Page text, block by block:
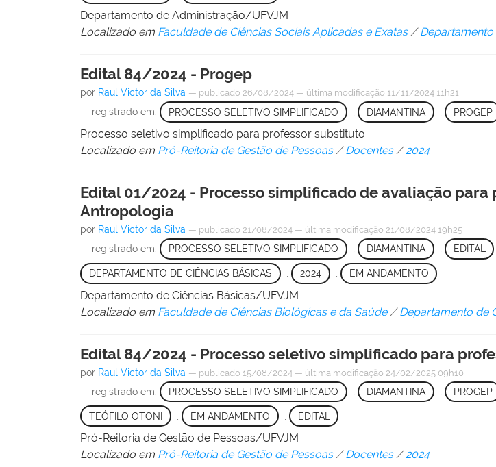
Departamento de Administração/UFVJM
Localizado em Faculdade de Ciências Sociais Aplicadas e Exatas /
Edital 84/2024 - Progep
por Raul Victor da Silva — publicado 26/08/2024 — última modificação 11/11/2024 11h21
— registrado em: PROCESSO SELETIVO SIMPLIFICADO DIAMANTINA PROGEP
Processo seletivo simplificado para professor substituto
Localizado em Pró-Reitoria de Gestão de Pessoas /Docentes /2024
Edital 01/2024 - Processo simplificado de avaliação
Antropologia
por Raul Victor da Silva — publicado 21/08/2024 — última modificação 21/08/2024 19h25
— registrado em: PROCESSO SELETIVO SIMPLIFICADO , DIAMANTINA , EDITAL
DEPARTAMENTO DE CIÊNCIAS BÁSICAS 2024 EM ANDAMENTO
Departamento de Ciências Básicas/UFVJM
Localizado em Faculdade de Ciências Biológicas e da Saúde /Departamento de
Edital 84/2024 - Processo seletivo simplificado para
por Raul Victor da Silva — publicado 15/08/2024 — última modificação 24/02/2025 09h10
— registrado em: PROCESSO SELETIVO SIMPLIFICADO DIAMANTINA PROGEP
TEÓFILO OTONI EM ANDAMENTO EDITAL
Pró-Reitoria de Gestão de Pessoas/UFVJM
Localizado em Pró-Reitoria de Gestão de Pessoas /Docentes /2024